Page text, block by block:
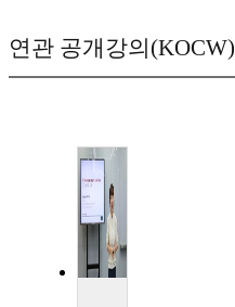
연관 공개강의(KOCW)